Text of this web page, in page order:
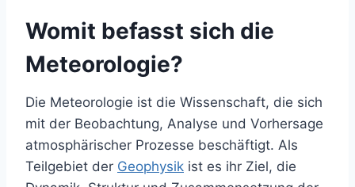
Womit befasst sich die
Meteorologie?
Die Meteorologie ist die Wissenschaft, die sich
mit der Beobachtung, Analyse und Vorhersage
atmosphärischer Prozesse beschäftigt. Als
Teilgebiet der Geophysik ist es ihr Ziel, die